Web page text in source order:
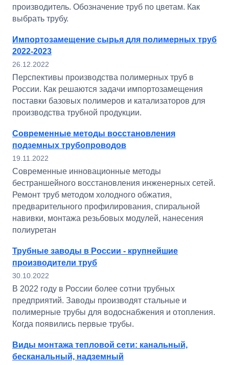
производитель. Обозначение труб по цветам. Как
выбрать трубу.
Импортозамещение сырья для полимерных труб
2022-2023
26.12.2022
Перспективы производства полимерных труб в
России. Как решаются задачи импортозамещения
поставки базовых полимеров и катализаторов для
производства трубной продукции.
Современные методы восстановления
подземных трубопроводов
19.11.2022
Современные инновационные методы
бестраншейного восстановления инженерных сетей.
Ремонт труб методом холодного обжатия,
предварительного профилирования, спиральной
навивки, монтажа резьбовых модулей, нанесения
полиуретан
Трубные заводы в России - крупнейшие
производители труб
30.10.2022
В 2022 году в России более сотни трубных
предприятий. Заводы производят стальные и
полимерные трубы для водоснабжения и отопления.
Когда появились первые трубы.
Виды монтажа тепловой сети: канальный,
бесканальный, надземный